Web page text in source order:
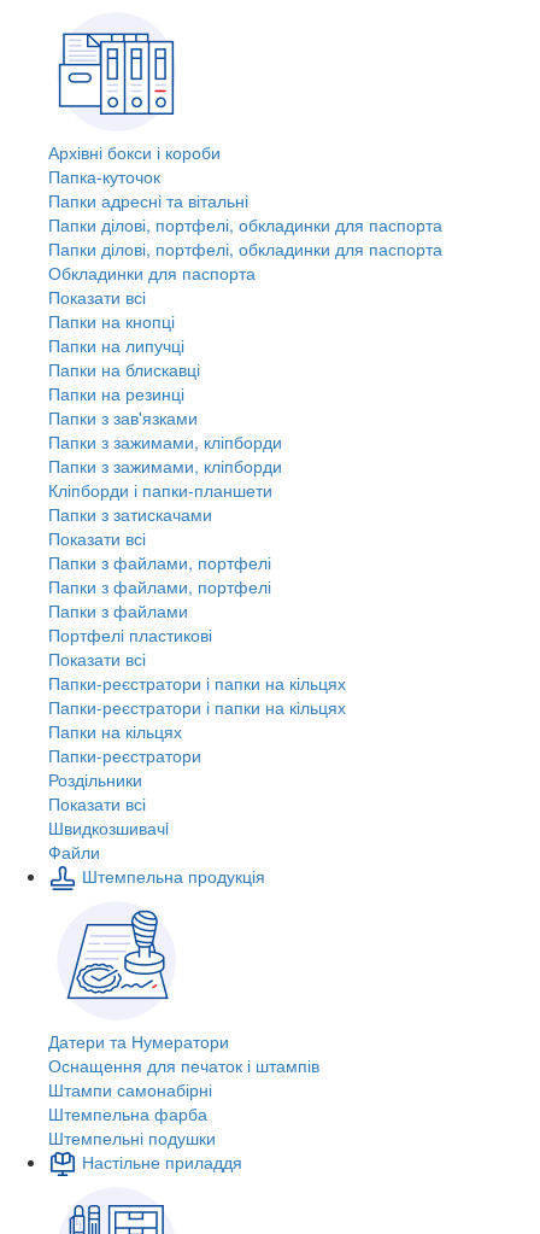
Архівні бокси і короби
Папка-куточок
Папки адресні та вітальні
Папки ділові, портфелі, обкладинки для паспорта
Папки ділові, портфелі, обкладинки для паспорта
Обкладинки для паспорта
Показати всі
Папки на кнопці
Папки на липучці
Папки на блискавці
Папки на резинці
Папки з зав'язками
Папки з зажимами, кліпборди
Папки з зажимами, кліпборди
Кліпборди і папки-планшети
Папки з затискачами
Показати всі
Папки з файлами, портфелі
Папки з файлами, портфелі
Папки з файлами
Портфелі пластикові
Показати всі
Папки-реєстратори і папки на кільцях
Папки-реєстратори і папки на кільцях
Папки на кільцях
Папки-реєстратори
Роздільники
Показати всі
Швидкозшивачi
Файли
Штемпельна продукція
Датери та Нумератори
Оснащення для печаток і штампів
Штампи самонабірні
Штемпельна фарба
Штемпельні подушки
Настільне приладдя